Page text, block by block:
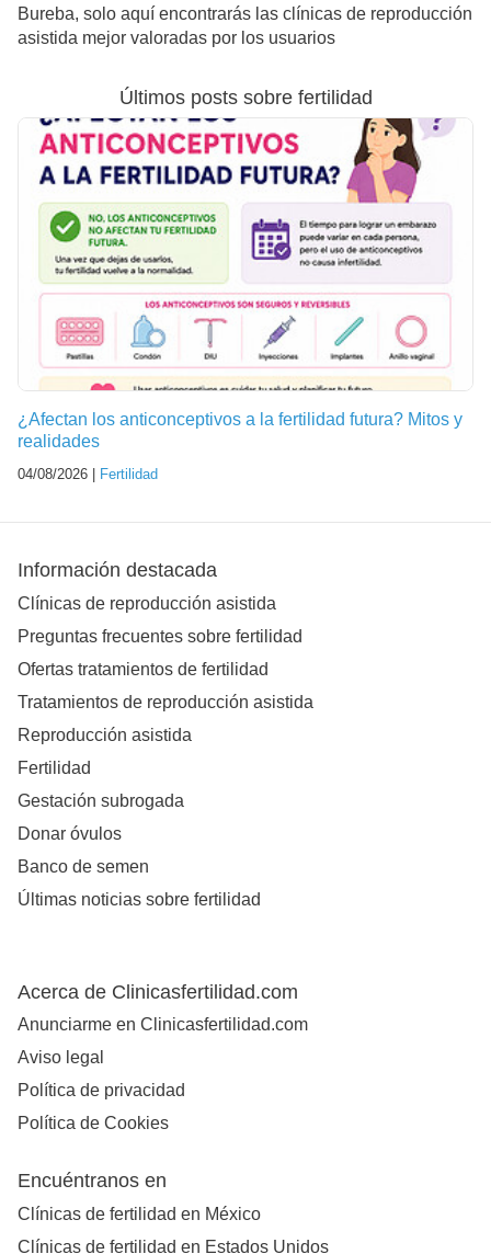
Bureba, solo aquí encontrarás las clínicas de reproducción
asistida mejor valoradas por los usuarios
Últimos posts sobre fertilidad
¿Afectan los anticonceptivos a la fertilidad futura? Mitos y
realidades
04/08/2026 | Fertilidad
Información destacada
Clínicas de reproducción asistida
Preguntas frecuentes sobre fertilidad
Ofertas tratamientos de fertilidad
Tratamientos de reproducción asistida
Reproducción asistida
Fertilidad
Gestación subrogada
Donar óvulos
Banco de semen
Últimas noticias sobre fertilidad
Acerca de Clinicasfertilidad.com
Anunciarme en Clinicasfertilidad.com
Aviso legal
Política de privacidad
Política de Cookies
Encuéntranos en
Clínicas de fertilidad en México
Clínicas de fertilidad en Estados Unidos